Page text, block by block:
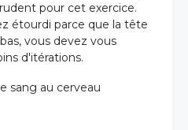
pour cet exercice.
étourdi parce que la tête
vous devez vous
d'itérations.